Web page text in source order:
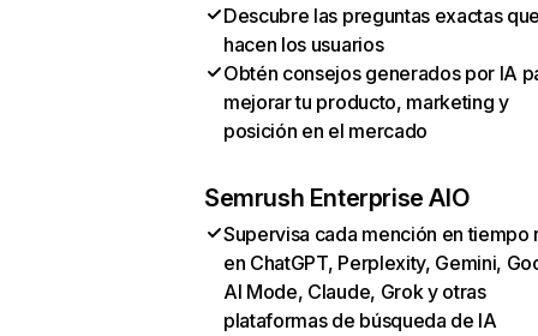
Descubre las preguntas exactas
hacen los usuarios
Obtén consejos generados por IA
mejorar tu producto, marketing y
posición en el mercado
Semrush Enterprise AIO
Supervisa cada mención en tiempo
en ChatGPT, Perplexity, Gemini,
AI Mode, Claude, Grok y otras
plataformas de búsqueda de IA